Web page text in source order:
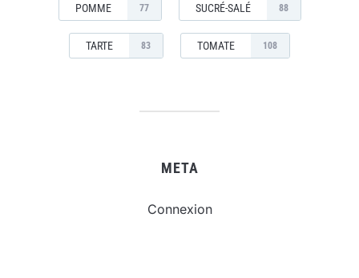
POMME 77 SUCRÉ-SALÉ 88
TARTE 83 TOMATE 108
META
Connexion